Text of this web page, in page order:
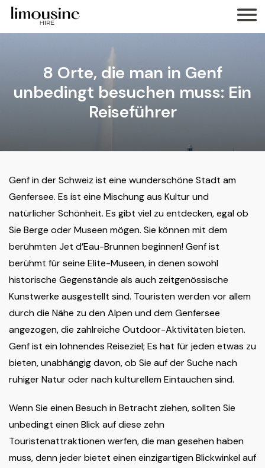
8 Orte, die man in Genf
unbedingt besuchen muss: Ein
Reiseführer
Genf in der Schweiz ist eine wunderschöne Stadt am
Genfersee. Es ist eine Mischung aus Kultur und
natürlicher Schönheit. Es gibt viel zu entdecken, egal ob
Sie Berge oder Museen mögen. Sie können mit dem
berühmten Jet d’Eau-Brunnen beginnen! Genf ist
berühmt für seine Elite-Museen, in denen sowohl
historische Gegenstände als auch zeitgenössische
Kunstwerke ausgestellt sind. Touristen werden vor allem
durch die Nähe zu den Alpen und dem Genfersee
angezogen, die zahlreiche Outdoor-Aktivitäten bieten.
Genf ist ein lohnendes Reiseziel; Es hat für jeden etwas zu
bieten, unabhängig davon, ob Sie auf der Suche nach
ruhiger Natur oder nach kulturellem Eintauchen sind.
Wenn Sie einen Besuch in Betracht ziehen, sollten Sie
unbedingt einen Blick auf diese zehn
Touristenattraktionen werfen, die man gesehen haben
muss, denn jeder bietet einen einzigartigen Blickwinkel auf